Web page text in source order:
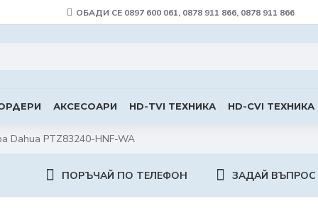
ОБАДИ СЕ 0897 600 061, 0878 911 866, 0878 911 866
АКСЕСОАРИ HD-TVI ТЕХНИКА HD-CVI ТЕХНИКА
Dahua PTZ83240-HNF-WA
ПОРЪЧАЙ ПО ТЕЛЕФОН ЗАДАЙ ВЪПРОС